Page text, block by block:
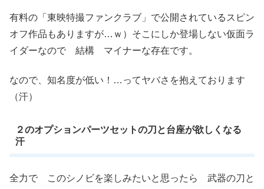
有料の「東映特撮ファンクラブ」で公開されているスピン
オフ作品もありますが…ｗ）そこにしか登場しない仮面ラ
イダーなので 結構 マイナーな存在です。
なので、知名度が低い！…ってヤバさを抱えております
（汗）
２のオプションパーツセットの刀と台座が欲しくなる
汗
全力で このシノビを楽しみたいと思ったら 武器の刀と